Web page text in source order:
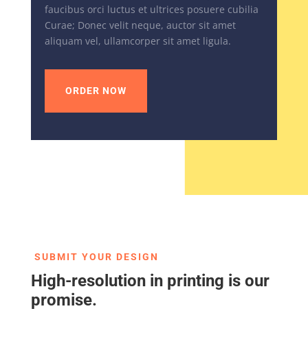
faucibus orci luctus et ultrices posuere cubilia
Curae; Donec velit neque, auctor sit amet
aliquam vel, ullamcorper sit amet ligula.
ORDER NOW
SUBMIT YOUR DESIGN
High-resolution in printing is our
promise.